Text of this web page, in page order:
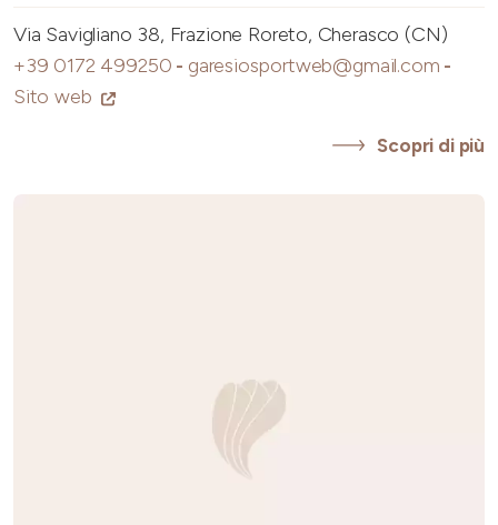
Via Savigliano 38, Frazione Roreto, Cherasco (CN)
+39 0172 499250 - garesiosportweb@gmail.com -
Sito web
Scopri di più